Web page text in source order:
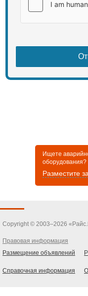
Ищете
оборудования?
Разместите
Copyright © 2003–2026
Правовая информация
Размещение объявлений
Справочная информация